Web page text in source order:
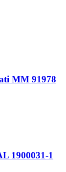
MM 91978
1900031-1